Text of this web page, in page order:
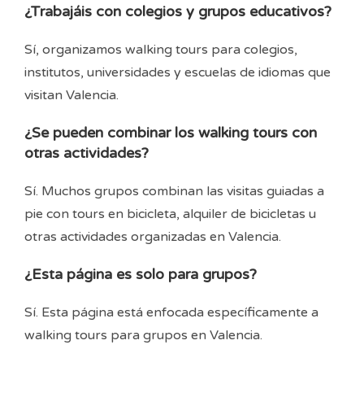
¿Trabajáis con colegios y grupos educativos?
Sí, organizamos walking tours para colegios,
institutos, universidades y escuelas de idiomas que
visitan Valencia.
¿Se pueden combinar los walking tours con
otras actividades?
Sí. Muchos grupos combinan las visitas guiadas a
pie con tours en bicicleta, alquiler de bicicletas u
otras actividades organizadas en Valencia.
¿Esta página es solo para grupos?
Sí. Esta página está enfocada específicamente a
walking tours para grupos en Valencia.